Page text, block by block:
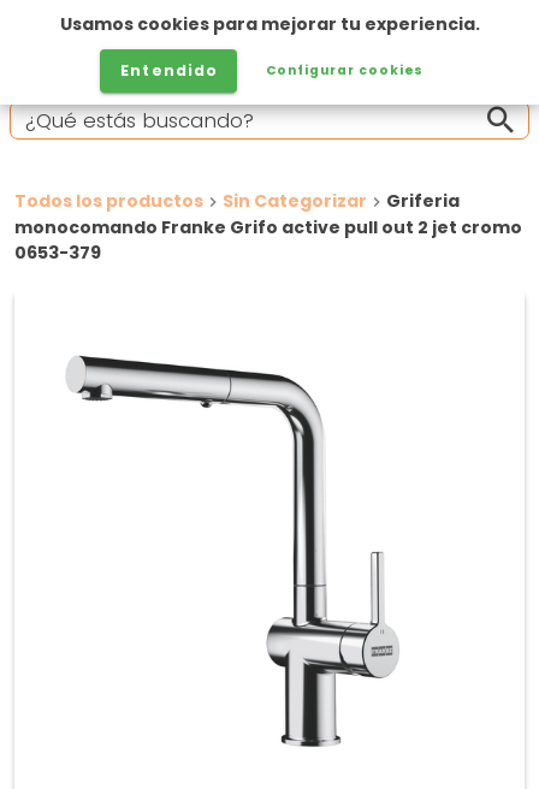
Todos los productos Sin Categorizar
Griferia
monocomando Franke Grifo active pull out 2 jet cromo
0653-379
Usamos cookies para mejorar tu experiencia.
Entendido Configurar cookies